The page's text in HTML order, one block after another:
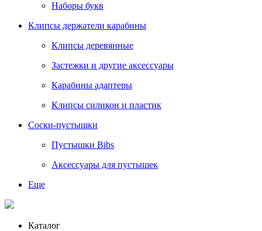
Наборы букв
Клипсы держатели карабины
Клипсы деревянные
Застежки и другие аксессуары
Карабины адаптеры
Клипсы силикон и пластик
Соски-пустышки
Пустышки Bibs
Аксессуары для пустышек
Еще
Каталог